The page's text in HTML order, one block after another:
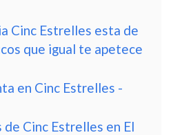
Cinc Estrelles esta de
que igual te apetece
en Cinc Estrelles -
Cinc Estrelles en El